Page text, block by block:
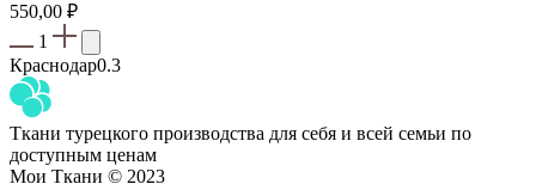
550,00 ₽
1
Краснодар0.3
Ткани турецкого производства для себя и всей семьи по
доступным ценам
Мои Ткани © 2023